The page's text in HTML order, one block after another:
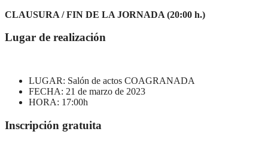
CLAUSURA / FIN DE LA JORNADA (20:00 h.)
Lugar de realización
LUGAR: Salón de actos COAGRANADA
FECHA: 21 de marzo de 2023
HORA: 17:00h
Inscripción gratuita